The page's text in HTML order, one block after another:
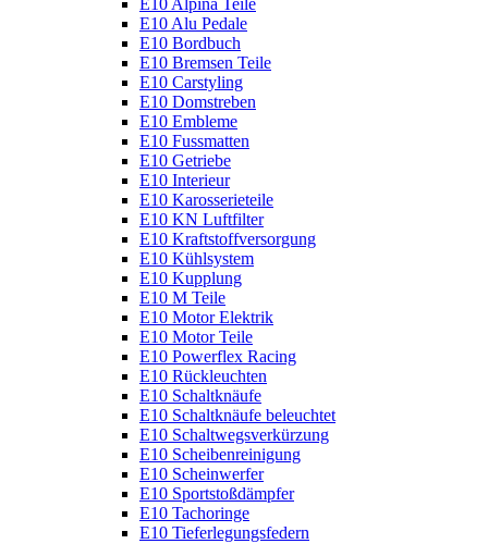
E10 Alu Pedale
E10 Bordbuch
E10 Bremsen Teile
E10 Carstyling
E10 Domstreben
E10 Embleme
E10 Fussmatten
E10 Getriebe
E10 Interieur
E10 Karosserieteile
E10 KN Luftfilter
E10 Kraftstoffversorgung
E10 Kühlsystem
E10 Kupplung
E10 M Teile
E10 Motor Elektrik
E10 Motor Teile
E10 Powerflex Racing
E10 Rückleuchten
E10 Schaltknäufe
E10 Schaltknäufe beleuchtet
E10 Schaltwegsverkürzung
E10 Scheibenreinigung
E10 Scheinwerfer
E10 Sportstoßdämpfer
E10 Tachoringe
E10 Tieferlegungsfedern